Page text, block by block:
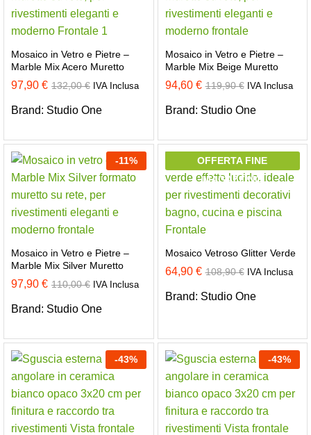
Mosaico in Vetro e Pietre –
Marble Mix Acero Muretto
97,90 € 132,00€ IVA Inclusa
Brand: Studio One
Mosaico in Vetro e Pietre –
Marble Mix Beige Muretto
94,60 € 119,90€ IVA Inclusa
Brand: Studio One
-11%
Mosaico in Vetro e Pietre –
Marble Mix Silver Muretto
97,90 € 110,00€ IVA Inclusa
Brand: Studio One
OFFERTA FINE
MAGAZZINO
Mosaico Vetroso Glitter Verde
64,90 € 108,90€ IVA Inclusa
Brand: Studio One
-43% -43%